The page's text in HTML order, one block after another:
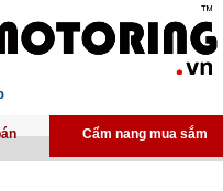
Cẩm nang mua sắm